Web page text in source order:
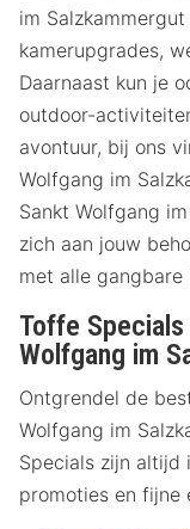
im
kamerupgrades,
Daarnaast kun je
outdoor-
avontuur, bij ons
Wolfgang im
Sankt Wolfgang
zich aan jouw
met alle gangbare
Toffe
Wolfgang im
Ontgrendel de
Wolfgang im
Specials zijn
promoties en fijne